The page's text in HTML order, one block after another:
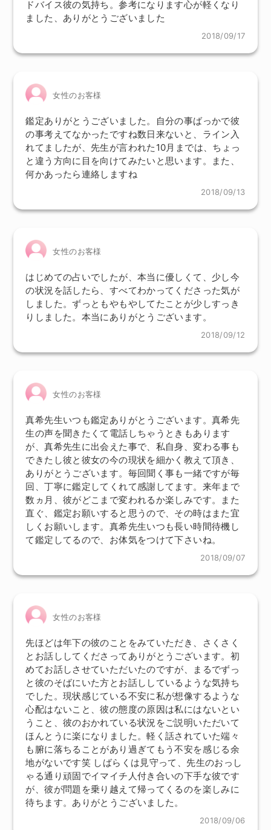
ドバイス彼の気持ち。参考になります心が軽くなり
ました、ありがとうございました
2018/09/17
女性のお客様
鑑定ありがとうございました。自分の事ばっかで彼
の事考えてなかったですね数日来ないと、ライン入
れてましたが、先生が言われた10月までは、ちょっ
と違う方向に目を向けてみたいと思います。また、
何かあったら連絡しますね
2018/09/13
女性のお客様
はじめての占いでしたが、本当に優しくて、少し今
の状況を話したら、すべてわかってくださった気が
しました。ずっともやもやしてたことが少しすっき
りしました。本当にありがとうございます。
2018/09/12
女性のお客様
真希先生いつも鑑定ありがとうございます。真希先
生の声を聞きたくて電話しちゃうときもあります
が、真希先生に出会えた事で、私自身、変わる事も
できたし彼と彼女の今の現状を細かく教えて頂き、
ありがとうございます。毎回聞く事も一緒ですが毎
回、丁寧に鑑定してくれて感謝してます。来年まで
数ヵ月、彼がどこまで変われるか楽しみです。また
直ぐ、鑑定お願いすると思うので、その時はまた宜
しくお願いします。真希先生いつも長い時間待機し
て鑑定してるので、お体気をつけて下さいね。
2018/09/07
女性のお客様
先ほどは年下の彼のことをみていただき、さくさく
とお話ししてくださってありがとうございます。初
めてお話しさせていただいたのですが、まるでずっ
と彼のそばにいた方とお話ししているような気持ち
でした。現状感じている不安に私が想像するような
心配はないこと、彼の態度の原因は私にはないとい
うこと、彼のおかれている状況をご説明いただいて
ほんとうに楽になりました。軽く話されていた端々
も腑に落ちることがあり過ぎてもう不安を感じる余
地がないです笑 しばらくは見守って、先生のおっし
ゃる通り頑固でイマイチ人付き合いの下手な彼です
が、彼が問題を乗り越えて帰ってくるのを楽しみに
待ちます。ありがとうございました。
2018/09/06